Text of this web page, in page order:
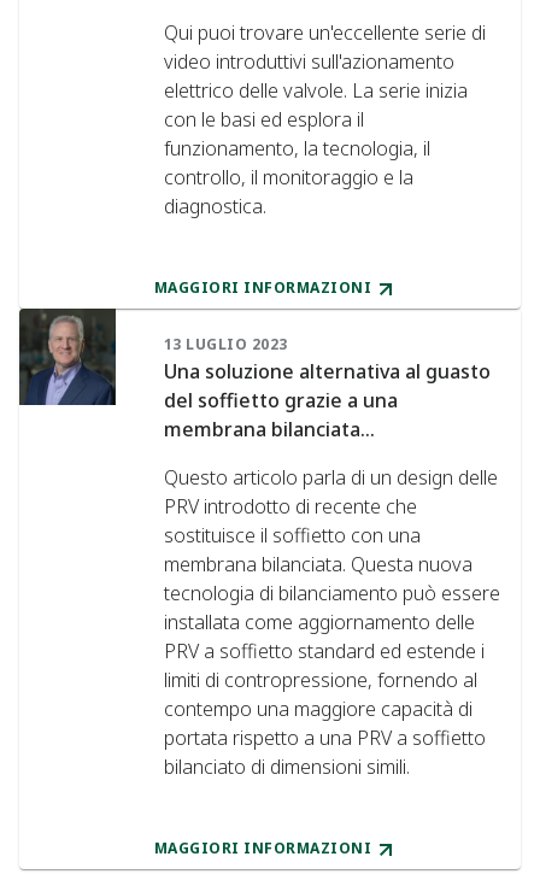
Qui puoi trovare un'eccellente serie di
video introduttivi sull'azionamento
elettrico delle valvole. La serie inizia
con le basi ed esplora il
funzionamento, la tecnologia, il
controllo, il monitoraggio e la
diagnostica.
MAGGIORI INFORMAZIONI
13 LUGLIO 2023
Una soluzione alternativa al guasto
del soffietto grazie a una
membrana bilanciata...
Questo articolo parla di un design delle
PRV introdotto di recente che
sostituisce il soffietto con una
membrana bilanciata. Questa nuova
tecnologia di bilanciamento può essere
installata come aggiornamento delle
PRV a soffietto standard ed estende i
limiti di contropressione, fornendo al
contempo una maggiore capacità di
portata rispetto a una PRV a soffietto
bilanciato di dimensioni simili.
MAGGIORI INFORMAZIONI